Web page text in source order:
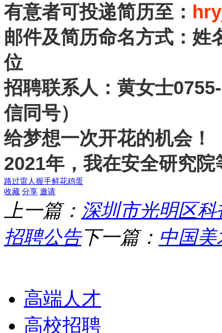
有意者可投递简历至：
邮件及简历命名方式：姓
位
招聘联系人：黄女士
信同号）
给梦想一次开花的机会！
2021年，我在安全研究院
路过雷人 握手鲜花鸡蛋
收藏 分享 邀请
上一篇： 深圳市光明区
招聘公告下一篇： 中国
高端人才
高校招聘